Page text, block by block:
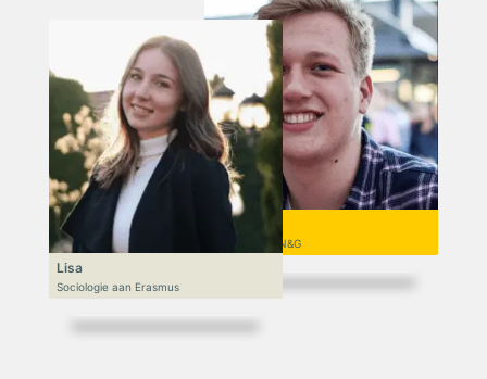
Niek
VWO 6, N&T/N&G
Lisa
Sociologie aan Erasmus